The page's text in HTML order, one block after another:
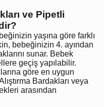
ve Pipetli
yaşına göre farklı
bebeğinizin 4. ayından
sunar. Bebek
geçiş yapılabilir.
göre en uygun
Bardakları veya
arasından